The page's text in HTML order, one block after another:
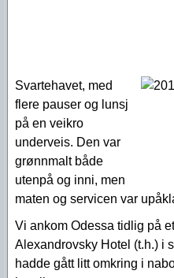
Svartehavet, med
flere pauser og lunsj
på en veikro
underveis. Den var
grønnmalt både
utenpå og inni, men
maten og servicen var
Vi ankom Odessa tidlig på
Alexandrovsky Hotel (t.h.) i
hadde gått litt omkring i